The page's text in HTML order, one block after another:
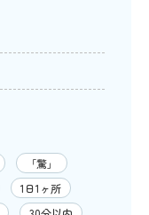
「驚」
1日1ヶ所